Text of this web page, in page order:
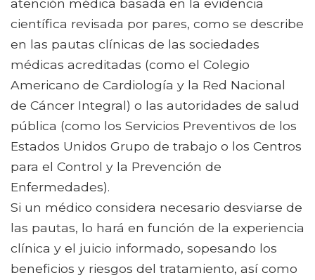
científica revisada por pares, como se describe
en las pautas clínicas de las sociedades
médicas acreditadas (como el Colegio
Americano de Cardiología y la Red Nacional
de Cáncer Integral) o las autoridades de salud
pública (como los Servicios Preventivos de los
Estados Unidos Grupo de trabajo o los Centros
para el Control y la Prevención de
Enfermedades).
Si un médico considera necesario desviarse de
las pautas, lo hará en función de la experiencia
clínica y el juicio informado, sopesando los
beneficios y riesgos del tratamiento, así como